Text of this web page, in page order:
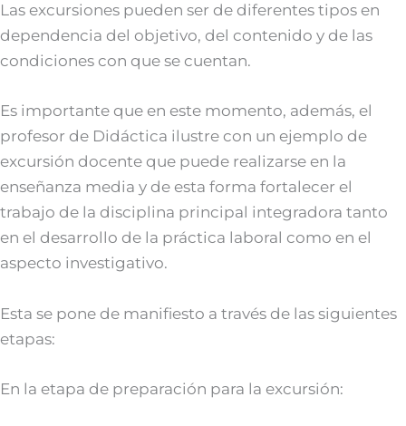
Las excursiones pueden ser de diferentes tipos en
dependencia del objetivo, del contenido y de las
condiciones con que se cuentan.
Es importante que en este momento, además, el
profesor de Didáctica ilustre con un ejemplo de
excursión docente que puede realizarse en la
enseñanza media y de esta forma fortalecer el
trabajo de la disciplina principal integradora tanto
en el desarrollo de la práctica laboral como en el
aspecto investigativo.
Esta se pone de manifiesto a través de las siguientes
etapas:
En la etapa de preparación para la excursión: